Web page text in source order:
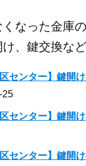
なった金庫
、鍵交換な
センター】鍵開
25
センター】鍵開
センター】鍵開